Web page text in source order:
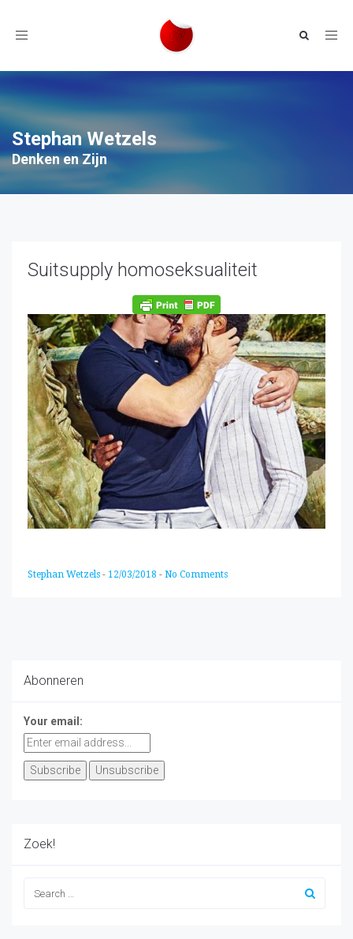
Toggle
Stephan Wetzels
Denken en Zijn
Suitsupply homoseksualiteit
Stephan Wetzels - 12/03/2018 - No Comments
Abonneren
Your email:
Zoek!